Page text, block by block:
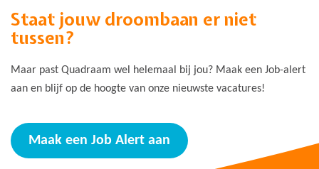
Staat jouw droombaan er niet
tussen?
Maar past Quadraam wel helemaal bij jou? Maak een Job-alert
aan en blijf op de hoogte van onze nieuwste vacatures!
Maak een Job Alert aan